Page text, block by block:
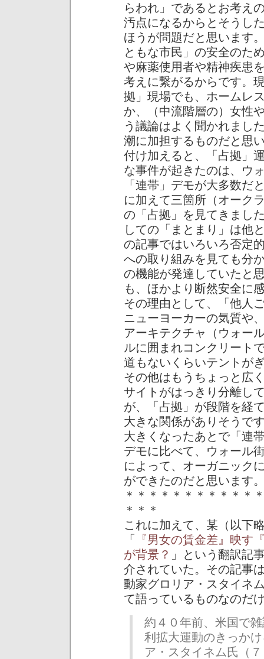
らわれ」であるとお考え
汚点になるからとそうし
ほうが問題だと思います
ともな市民」の安全のた
や麻薬使用者や精神疾患
考えに繋がるからです。
拠」現場でも、ホームレ
か、（中流階層の）女性
う議論はよく聞かれまし
潮に加担するものだと思
付け加えると、「占拠」
な事件が起きたのは、ウ
「連帯」デモが大多数だ
に加えて三箇所（オーク
の「占拠」を見てきまし
しての「まとまり」は他
の記事ではいろいろ否定
への取り組みを見ても分
の機能が発達していたと
も、ほかより断然安全に
その理由として、「他人
ニューヨーカーの気質や
アーキテクチャ（ウォー
ルに囲まれコンクリート
道もないくらいテントが
その他はもうちょっと広
サイトがはっきり分離し
が、「占拠」が段階を経
大きな関係がありそうで
大きくなったあとで「連
デモに比べて、ウォール
によって、オーガニック
ができたのだと思います
＊＊＊＊＊＊＊＊＊＊＊
＊＊＊
これに加えて、某（以下
「
『男女の賃金差』映
が背景？ 」という翻訳記
介されていた。その記事
動家グロリア・スタイネ
て語っているものなのだ
約４０年前、米国で
利拡大運動のきっか
ア・スタイネム氏（